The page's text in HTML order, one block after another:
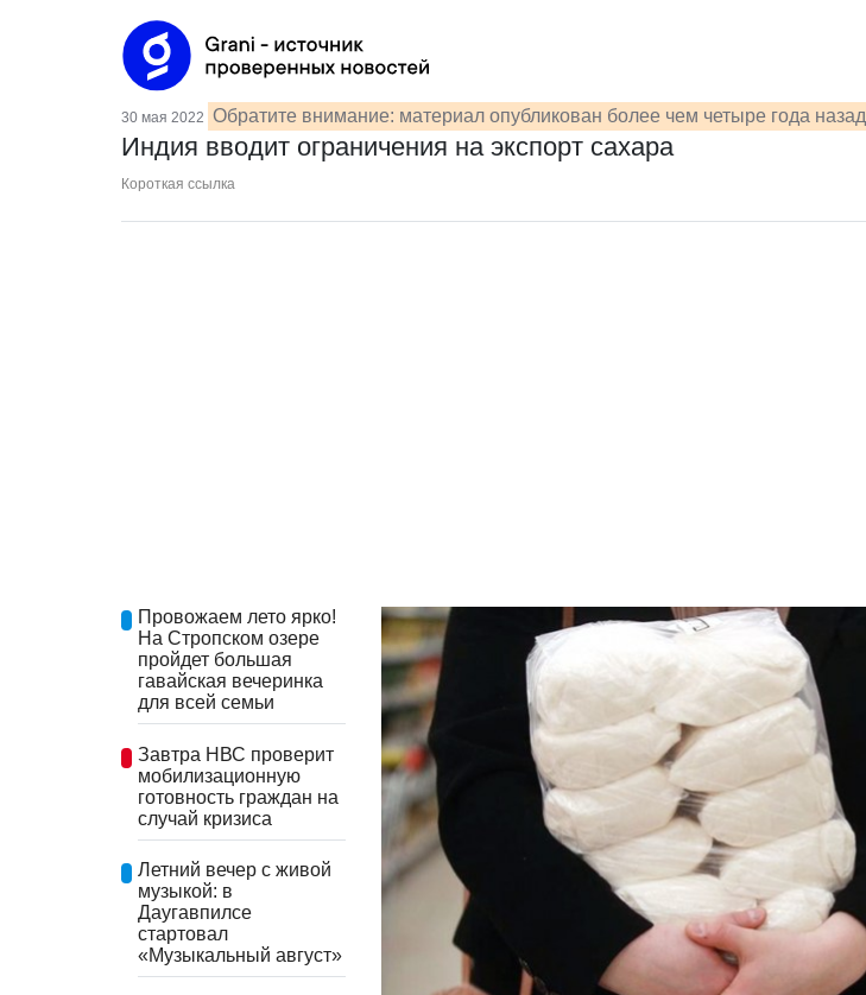
30 мая 2022 Обратите внимание: материал опубликован более чем четыре года назад
Индия вводит ограничения на экспорт сахара
Короткая ссылка
Провожаем лето ярко!
На Стропском озере
пройдет большая
гавайская вечеринка
для всей семьи
Завтра НВС проверит
мобилизационную
готовность граждан на
случай кризиса
Летний вечер с живой
музыкой: в
Даугавпилсе
стартовал
«Музыкальный август»